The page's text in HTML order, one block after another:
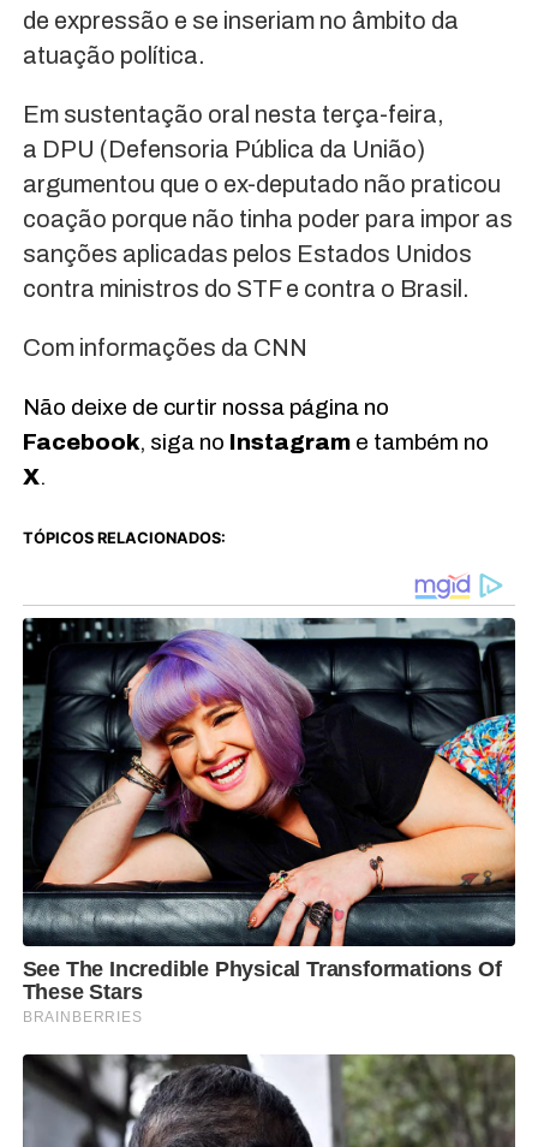
de expressão e se inseriam no âmbito da
atuação política.
Em sustentação oral nesta terça-feira,
a DPU (Defensoria Pública da União)
argumentou que o ex-deputado não praticou
coação porque não tinha poder para impor as
sanções aplicadas pelos Estados Unidos
contra ministros do STF e contra o Brasil.
Com informações da CNN
Não deixe de curtir nossa página no
Facebook, siga no Instagrame também no
X.
TÓPICOS RELACIONADOS: